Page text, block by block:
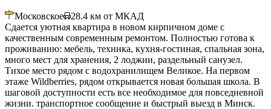
Московское 28.4 км от МКАД
Сдается уютная квартира в новом кирпичном доме с
качественным современным ремонтом. Полностью готова к
проживанию: мебель, техника, кухня-гостиная, спальная зона,
много мест для хранения, 2 лоджии, раздельный санузел.
Тихое место рядом с водохранилищем Великое. На первом
этаже Wildberries, рядом открывается новая большая школа. В
шаговой доступности есть все необходимое для повседневной
жизни. транспортное сообщение и быстрый выезд в Минск.